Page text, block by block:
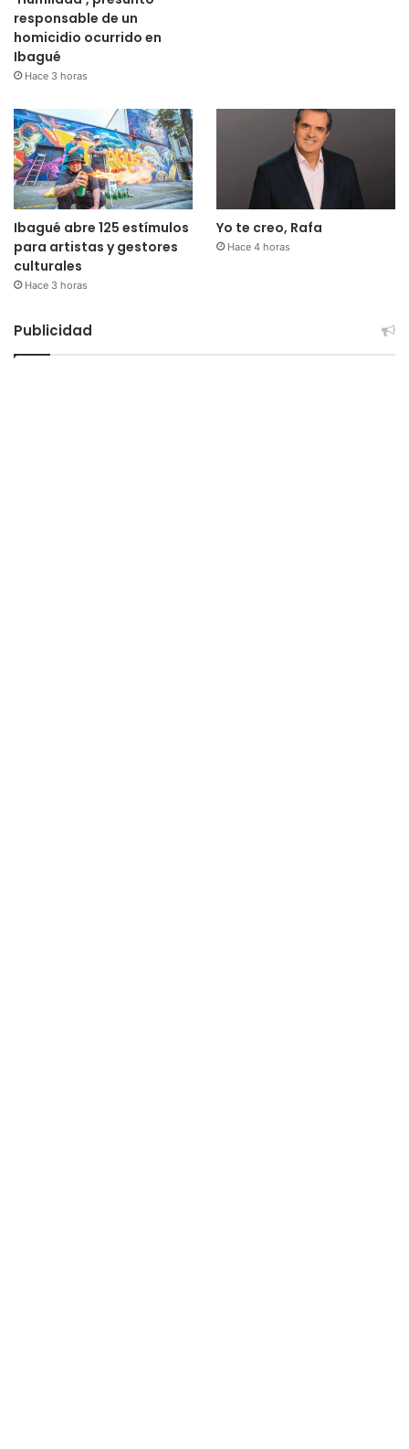
responsable de un
homicidio ocurrido en
Ibagué
Hace 3 horas
Ibagué abre 125 estímulos
para artistas y gestores
culturales
Hace 3 horas
Yo te creo, Rafa
Hace 4 horas
Publicidad